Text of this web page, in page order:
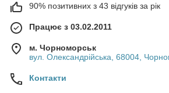
90% позитивних з 43 відгуків за рік
Працює з 03.02.2011
м. Чорноморськ
вул. Олександрійська, 68004,
Контакти